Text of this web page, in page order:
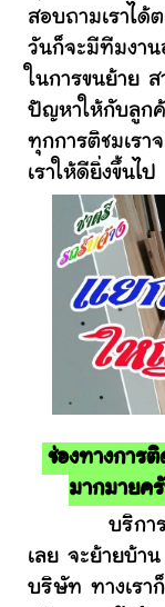
สอบถามเราได้
วันก็จะมีทีมงา
ในการขนย้าย ส
ปัญหาให้กับลูก
ทุกการติชมเรา
เราให้ดียิ่งขึ้นไป
ช่องทางการ
มากมายค
บริการขนย้
เลย จะย้ายบ้า
บริษัท ทางเรา